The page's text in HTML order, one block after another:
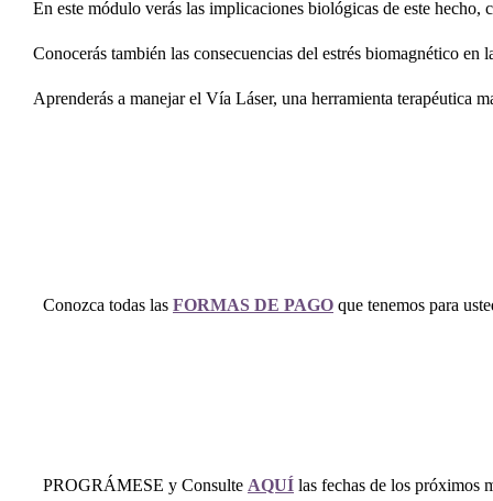
En este módulo verás las implicaciones biológicas de este hecho,
Conocerás también las consecuencias del estrés biomagnético
Aprenderás a manejar el Vía Láser, una herramienta terapéutica
Conozca todas las FORMAS DE PAGO que tenemos para
PROGRÁMESE y Consulte AQUÍ las fechas de los próximos